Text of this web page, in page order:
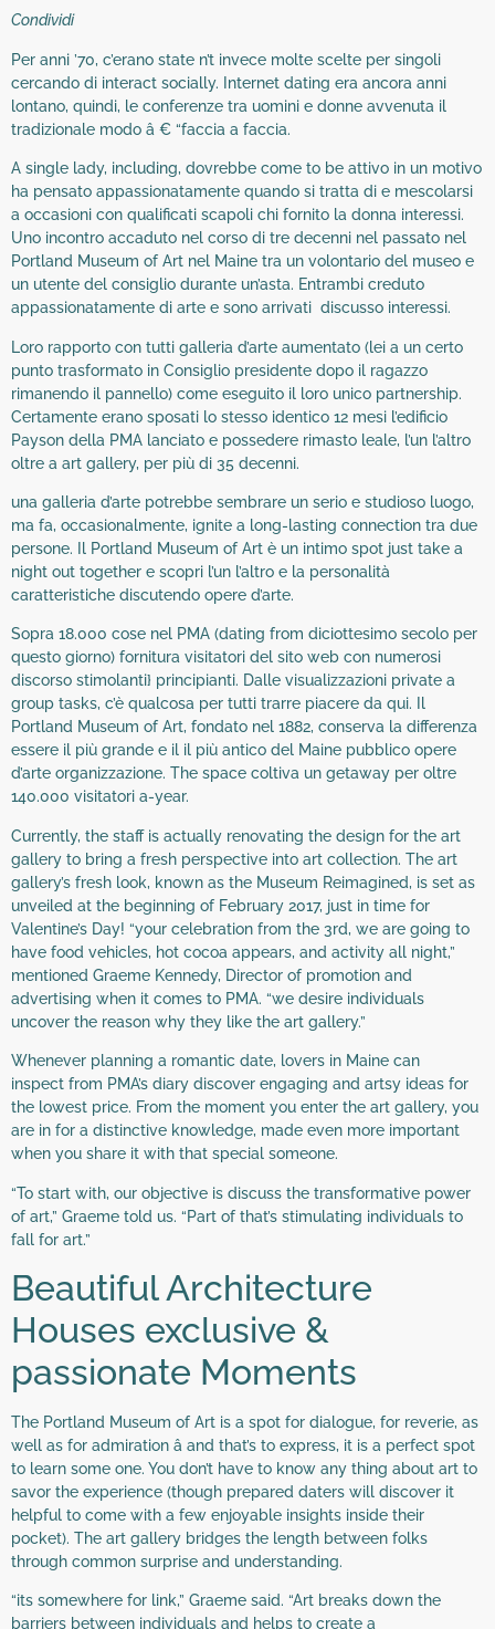
Condividi
Per anni ’70, c’erano state n’t invece molte scelte per singoli
cercando di interact socially. Internet dating era ancora anni
lontano, quindi, le conferenze tra uomini e donne avvenuta il
tradizionale modo â € “faccia a faccia.
A single lady, including, dovrebbe come to be attivo in un motivo
ha pensato appassionatamente quando si tratta di e mescolarsi
a occasioni con qualificati scapoli chi fornito la donna interessi.
Uno incontro accaduto nel corso di tre decenni nel passato nel
Portland Museum of Art nel Maine tra un volontario del museo e
un utente del consiglio durante un’asta. Entrambi creduto
appassionatamente di arte e sono arrivati ​​ discusso interessi.
Loro rapporto con tutti galleria d’arte aumentato (lei a un certo
punto trasformato in Consiglio presidente dopo il ragazzo
rimanendo il pannello) come eseguito il loro unico partnership.
Certamente erano sposati lo stesso identico 12 mesi l’edificio
Payson della PMA lanciato e possedere rimasto leale, l’un l’altro
oltre a art gallery, per più di 35 decenni.
una galleria d’arte potrebbe sembrare un serio e studioso luogo,
ma fa, occasionalmente, ignite a long-lasting connection tra due
persone. Il Portland Museum of Art è un intimo spot just take a
night out together e scopri l’un l’altro e la personalità
caratteristiche discutendo opere d’arte.
Sopra 18.000 cose nel PMA (dating from diciottesimo secolo per
questo giorno) fornitura visitatori del sito web con numerosi
discorso stimolanti} principianti. Dalle visualizzazioni private a
group tasks, c’è qualcosa per tutti trarre piacere da qui. Il
Portland Museum of Art, fondato nel 1882, conserva la differenza
essere il più grande e il il più antico del Maine pubblico opere
d’arte organizzazione. The space coltiva un getaway per oltre
140.000 visitatori a-year.
Currently, the staff is actually renovating the design for the art
gallery to bring a fresh perspective into art collection. The art
gallery’s fresh look, known as the Museum Reimagined, is set as
unveiled at the beginning of February 2017, just in time for
Valentine’s Day! “your celebration from the 3rd, we are going to
have food vehicles, hot cocoa appears, and activity all night,”
mentioned Graeme Kennedy, Director of promotion and
advertising when it comes to PMA. “we desire individuals
uncover the reason why they like the art gallery.”
Whenever planning a romantic date, lovers in Maine can
inspect from PMA’s diary discover engaging and artsy ideas for
the lowest price. From the moment you enter the art gallery, you
are in for a distinctive knowledge, made even more important
when you share it with that special someone.
“To start with, our objective is discuss the transformative power
of art,” Graeme told us. “Part of that’s stimulating individuals to
fall for art.”
Beautiful Architecture
Houses exclusive &
passionate Moments
The Portland Museum of Art is a spot for dialogue, for reverie, as
well as for admiration â and that’s to express, it is a perfect spot
to learn some one. You don’t have to know any thing about art to
savor the experience (though prepared daters will discover it
helpful to come with a few enjoyable insights inside their
pocket). The art gallery bridges the length between folks
through common surprise and understanding.
“its somewhere for link,” Graeme said. “Art breaks down the
barriers between individuals and helps to create a